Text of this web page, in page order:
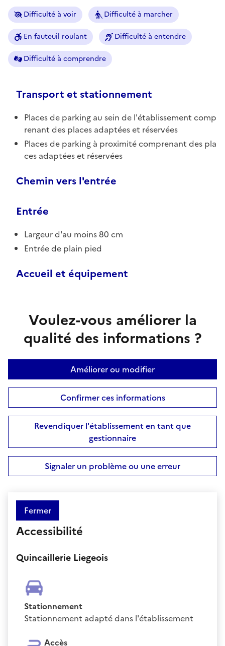
Difficulté à voir Difficulté à marcher
En fauteuil roulant Difficulté à entendre
Difficulté à comprendre
Transport et stationnement
Places de parking au sein de l'établissement comp
renant des places adaptées et réservées
Places de parking à proximité comprenant des pla
ces adaptées et réservées
Chemin vers l'entrée
Entrée
Largeur d'au moins 80 cm
Entrée de plain pied
Accueil et équipement
Voulez-vous améliorer la
qualité des informations ?
Améliorer ou modifier
Confirmer ces informations
Revendiquer l'établissement en tant que
gestionnaire
Signaler un problème ou une erreur
Fermer
Accessibilité
Quincaillerie Liegeois
Stationnement
Stationnement adapté dans l'établissement
Accès